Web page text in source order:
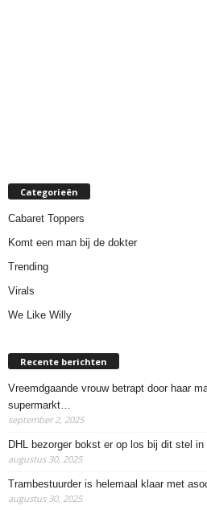
Categorieën
Cabaret Toppers
Komt een man bij de dokter
Trending
Virals
We Like Willy
Recente berichten
Vreemdgaande vrouw betrapt door haar
supermarkt…
september 2, 2025
DHL bezorger bokst er op los bij dit stel
augustus 30, 2025
Trambestuurder is helemaal klaar met
augustus 30, 2025